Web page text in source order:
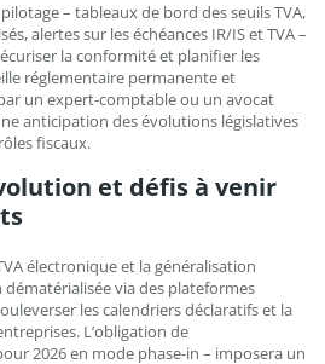
– tableaux de bord des seuils TVA,
alertes sur les échéances IR/IS et TVA –
la conformité et planifier les
réglementaire permanente et
un expert-comptable ou un avocat
anticipation des évolutions législatives
fiscaux.
et défis à venir
électronique et la généralisation
via des plateformes
les calendriers déclaratifs et la
L’obligation de
2026 en mode phase-in – imposera un